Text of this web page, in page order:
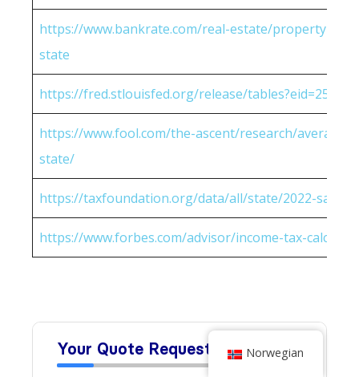
https://www.bankrate.com/real-estate/property-
state
https://fred.stlouisfed.org/release/
https://www.fool.com/the-ascent/research/average-
state/
https://taxfoundation.org/data/all/state/2022-sales-
https://www.forbes.com/advisor/income-tax-
Norwegian